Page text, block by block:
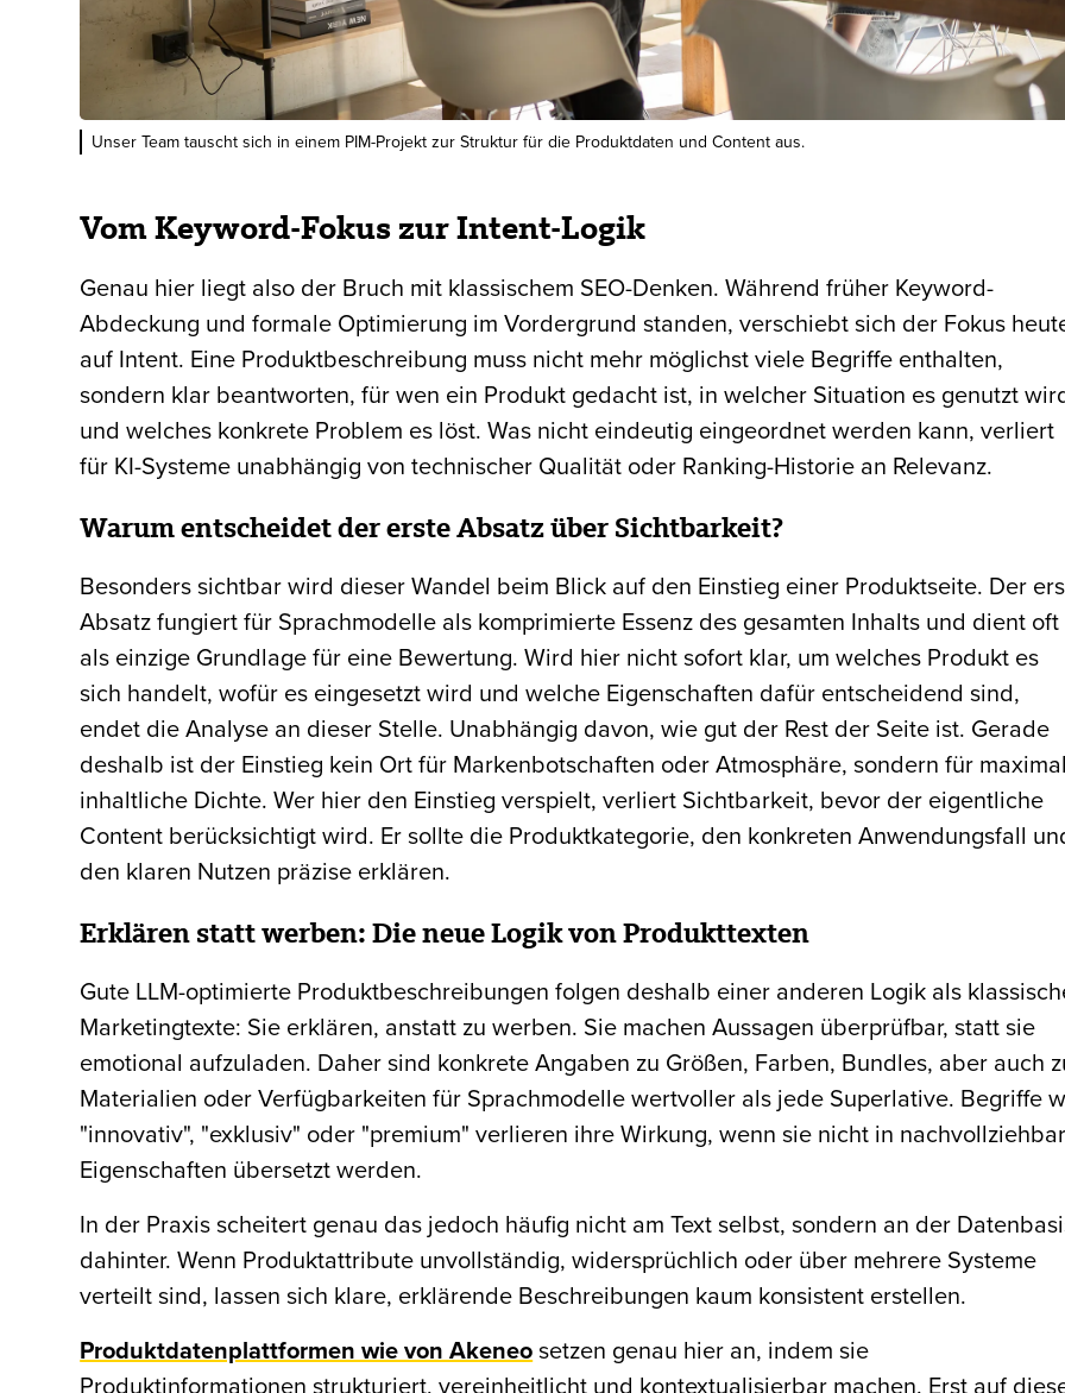
Unser Team tauscht sich in einem PIM-Projekt zur Struktur für die Produktdaten und Content aus.
Vom Keyword-Fokus zur Intent-Logik
Genau hier liegt also der Bruch mit klassischem SEO-Denken. Während früher Keyword-
Abdeckung und formale Optimierung im Vordergrund standen, verschiebt sich der Fokus
auf Intent. Eine Produktbeschreibung muss nicht mehr möglichst viele Begriffe enthalten,
sondern klar beantworten, für wen ein Produkt gedacht ist, in welcher Situation es genutzt
und welches konkrete Problem es löst. Was nicht eindeutig eingeordnet werden kann, verliert
für KI-Systeme unabhängig von technischer Qualität oder Ranking-Historie an Relevanz.
Warum entscheidet der erste Absatz über Sichtbarkeit?
Besonders sichtbar wird dieser Wandel beim Blick auf den Einstieg einer Produktseite. Der
Absatz fungiert für Sprachmodelle als komprimierte Essenz des gesamten Inhalts und dient oft
als einzige Grundlage für eine Bewertung. Wird hier nicht sofort klar, um welches Produkt es
sich handelt, wofür es eingesetzt wird und welche Eigenschaften dafür entscheidend sind,
endet die Analyse an dieser Stelle. Unabhängig davon, wie gut der Rest der Seite ist. Gerade
deshalb ist der Einstieg kein Ort für Markenbotschaften oder Atmosphäre, sondern für
inhaltliche Dichte. Wer hier den Einstieg verspielt, verliert Sichtbarkeit, bevor der eigentliche
Content berücksichtigt wird. Er sollte die Produktkategorie, den konkreten Anwendungsfall
den klaren Nutzen präzise erklären.
Erklären statt werben: Die neue Logik von Produkttexten
Gute LLM-optimierte Produktbeschreibungen folgen deshalb einer anderen Logik als
Marketingtexte: Sie erklären, anstatt zu werben. Sie machen Aussagen überprüfbar, statt sie
emotional aufzuladen. Daher sind konkrete Angaben zu Größen, Farben, Bundles, aber auch
Materialien oder Verfügbarkeiten für Sprachmodelle wertvoller als jede Superlative. Begriffe
"innovativ", "exklusiv" oder "premium" verlieren ihre Wirkung, wenn sie nicht in
Eigenschaften übersetzt werden.
In der Praxis scheitert genau das jedoch häufig nicht am Text selbst, sondern an der
dahinter. Wenn Produktattribute unvollständig, widersprüchlich oder über mehrere Systeme
verteilt sind, lassen sich klare, erklärende Beschreibungen kaum konsistent erstellen.
Produktdatenplattformen wie von Akeneosetzen genau hier an, indem sie
Produktinformationen strukturiert, vereinheitlicht und kontextualisierbar machen. Erst auf